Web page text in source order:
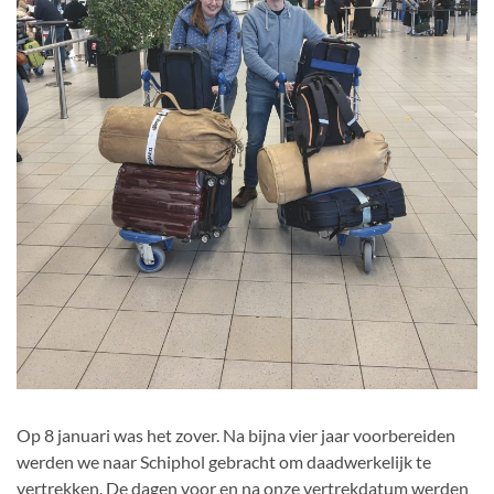
Op 8 januari was het zover. Na bijna vier jaar voorbereiden
werden we naar Schiphol gebracht om daadwerkelijk te
vertrekken. De dagen voor en na onze vertrekdatum werden